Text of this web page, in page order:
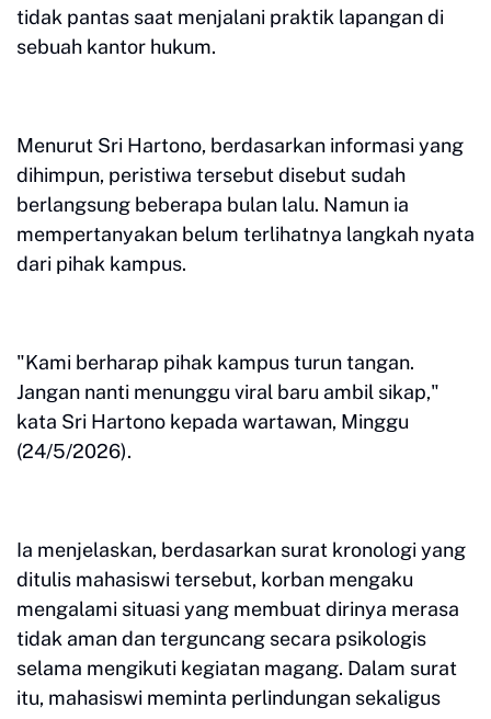
tidak pantas saat menjalani praktik lapangan di
sebuah kantor hukum.
Menurut Sri Hartono, berdasarkan informasi yang
dihimpun, peristiwa tersebut disebut sudah
berlangsung beberapa bulan lalu. Namun ia
mempertanyakan belum terlihatnya langkah nyata
dari pihak kampus.
"Kami berharap pihak kampus turun tangan.
Jangan nanti menunggu viral baru ambil sikap,"
kata Sri Hartono kepada wartawan, Minggu
(24/5/2026).
Ia menjelaskan, berdasarkan surat kronologi yang
ditulis mahasiswi tersebut, korban mengaku
mengalami situasi yang membuat dirinya merasa
tidak aman dan terguncang secara psikologis
selama mengikuti kegiatan magang. Dalam surat
itu, mahasiswi meminta perlindungan sekaligus